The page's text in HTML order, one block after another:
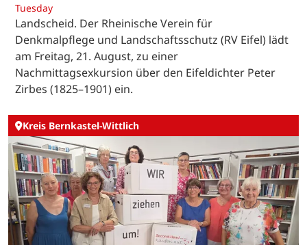
Tuesday
Landscheid. Der Rheinische Verein für
Denkmalpflege und Landschaftsschutz (RV Eifel) lädt
am Freitag, 21. August, zu einer
Nachmittagsexkursion über den Eifeldichter Peter
Zirbes (1825–1901) ein.
Kreis Bernkastel-Wittlich